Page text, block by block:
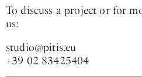
To discuss a project or for
us:
studio@pitis.eu
+39 02 83425404